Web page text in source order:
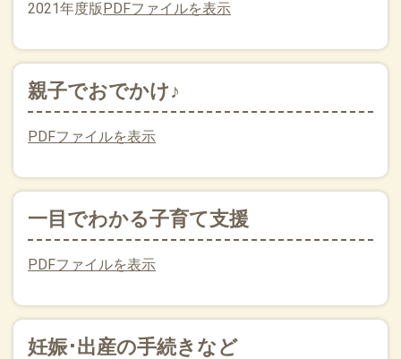
2021年度版 PDFファイルを表示
親子でおでかけ♪
PDFファイルを表示
一目でわかる子育て支援
PDFファイルを表示
妊娠･出産の手続きなど